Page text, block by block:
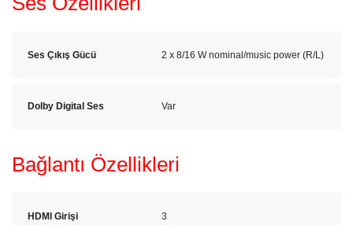
Ses Çıkış Gücü 2 x 8/16 W nominal/music power (R/L)
Dolby Digital Ses Var
Bağlantı Özellikleri
HDMI Girişi 3